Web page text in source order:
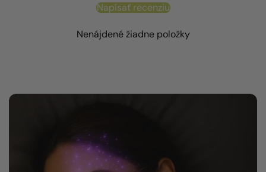
Napísať recenziu
Nenájdené žiadne položky